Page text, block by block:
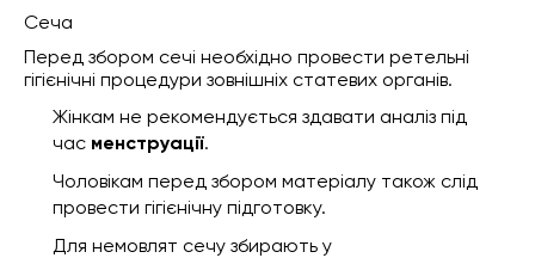
Сеча
Перед збором сечі необхідно провести ретельні
гігієнічні процедури зовнішніх статевих органів.
Жінкам не рекомендується здавати аналіз під
час менструації.
Чоловікам перед збором матеріалу також слід
провести гігієнічну підготовку.
Для немовлят сечу збирають у